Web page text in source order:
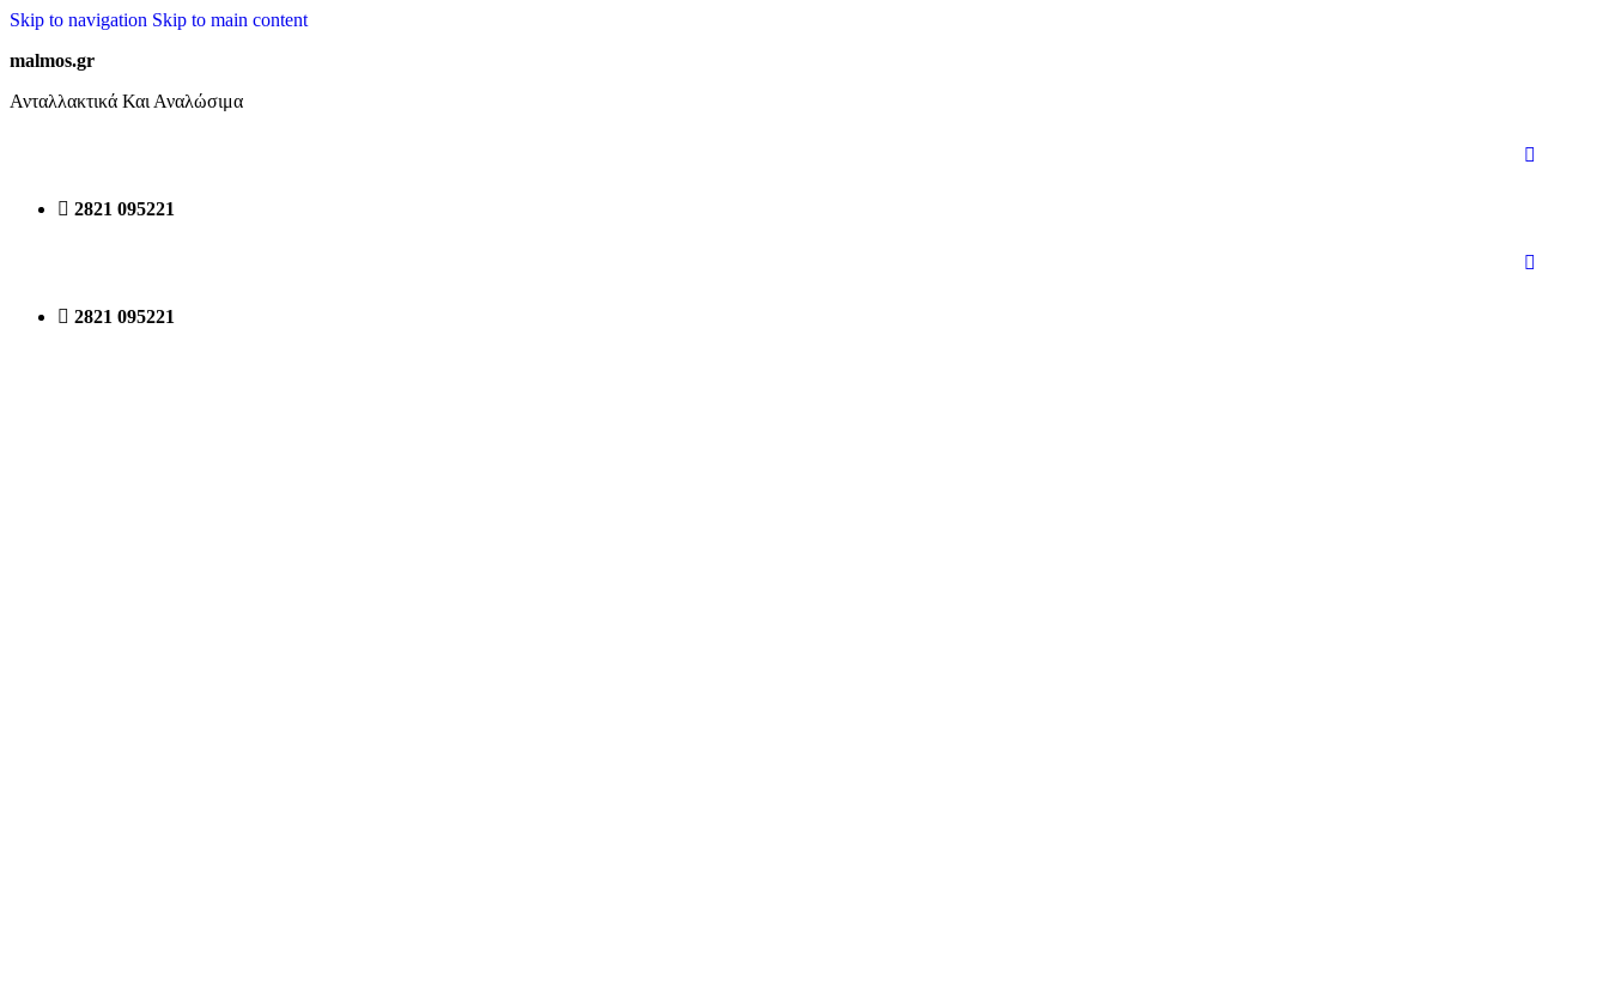
Skip to navigation Skip to main content
malmos.gr
Ανταλλακτικά Και Αναλώσιμα
2821 095221
2821 095221